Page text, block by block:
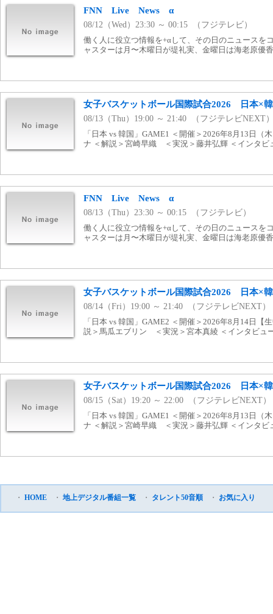
FNN Live News α
08/12（Wed）23:30 ～ 00:15 （フジテレビ）
働く人に役立つ情報を+αして、その日のニュースを
ャスターは月〜木曜日が堤礼実、金曜日は海老原優
女子バスケットボール国際試合2026 日本×
08/13（Thu）19:00 ～ 21:40 （フジテレビNEXT
「日本 vs 韓国」GAME1 ＜開催＞2026年8月13日
ナ ＜解説＞宮崎早織 ＜実況＞藤井弘輝 ＜インタビ
FNN Live News α
08/13（Thu）23:30 ～ 00:15 （フジテレビ）
働く人に役立つ情報を+αして、その日のニュースを
ャスターは月〜木曜日が堤礼実、金曜日は海老原優
女子バスケットボール国際試合2026 日本×
08/14（Fri）19:00 ～ 21:40 （フジテレビNEXT）
「日本 vs 韓国」GAME2 ＜開催＞2026年8月14日
説＞馬瓜エブリン ＜実況＞宮本真綾 ＜インタビュ
女子バスケットボール国際試合2026 日本×
08/15（Sat）19:20 ～ 22:00 （フジテレビNEXT）
「日本 vs 韓国」GAME1 ＜開催＞2026年8月13日
ナ ＜解説＞宮崎早織 ＜実況＞藤井弘輝 ＜インタビ
・ HOME ・ 地上デジタル番組一覧 ・ タレント50音順 ・ お気に入り